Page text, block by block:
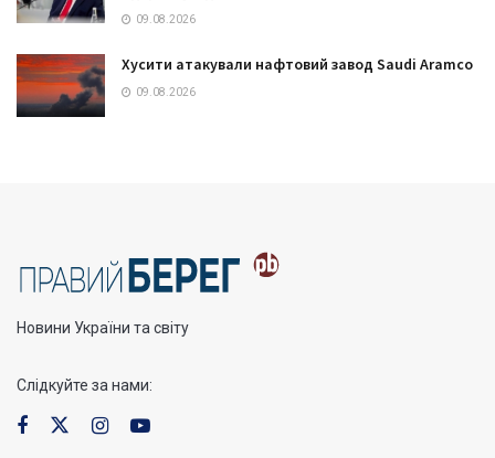
09.08.2026
Хусити атакували нафтовий завод Saudi Aramco
09.08.2026
Новини України та світу
Слідкуйте за нами: